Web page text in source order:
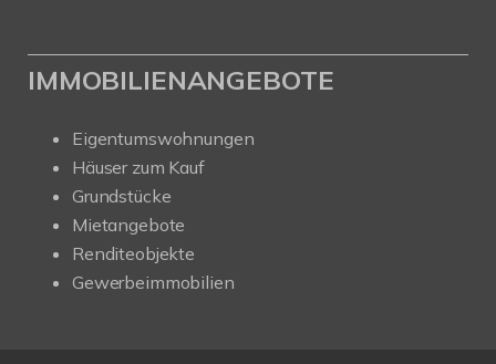
IMMOBILIENANGEBOTE
Eigentumswohnungen
Häuser zum Kauf
Grundstücke
Mietangebote
Renditeobjekte
Gewerbeimmobilien